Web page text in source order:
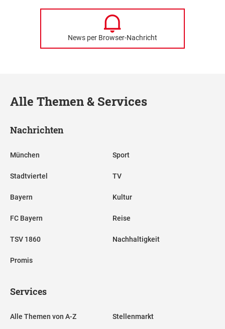
News per Browser-Nachricht
Alle Themen & Services
Nachrichten
München
Stadtviertel
Bayern
FC Bayern
TSV 1860
Promis
Sport
TV
Kultur
Reise
Nachhaltigkeit
Services
Alle Themen von A-Z Stellenmarkt